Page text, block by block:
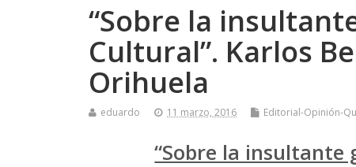
“Sobre la
Cultural”. Karlos
Orihuela
eduardo 11 marzo, 2016 Editorial-Opinión-
“Sobre la insultante